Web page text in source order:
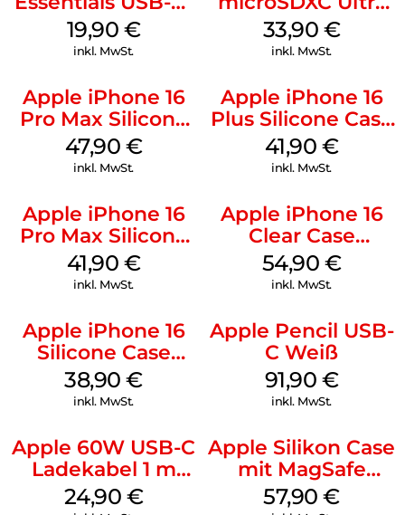
20W Charger PD
Weiß
19,90 €
inkl. MwSt.
128 GB + Adapter
Mobile
33,90 €
inkl. MwSt.
Apple iPhone 16
Pro Max Silicone
Case MagSafe
Black
47,90 €
inkl. MwSt.
Apple iPhone 16
Plus Silicone Case
MagSafe Stone
Gray
41,90 €
inkl. MwSt.
Apple iPhone 16
Pro Max Silicone
Case MagSafe
Ultramarine
41,90 €
inkl. MwSt.
Apple iPhone 16
Clear Case
MagSafe
Transparent
54,90 €
inkl. MwSt.
Apple iPhone 16
Silicone Case
MagSafe
Ultramarine
38,90€
inkl. MwSt.
Apple Pencil USB-
C Weiß
91,90 €
inkl. MwSt.
Apple 60W USB-C
Ladekabel 1 m
Weiß
24,90 €
Apple Silikon Case
mit MagSafe
iPhone 14 Pro
57,90€